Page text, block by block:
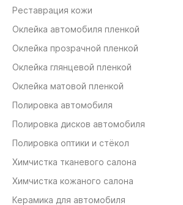
Реставрация кожи
Оклейка автомобиля пленкой
Оклейка прозрачной пленкой
Оклейка глянцевой пленкой
Оклейка матовой пленкой
Полировка автомобиля
Полировка дисков автомобиля
Полировка оптики и стёкол
Химчистка тканевого салона
Химчистка кожаного салона
Керамика для автомобиля